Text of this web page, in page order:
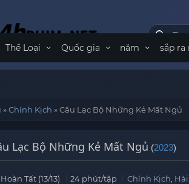
Thể Loại Quốc gia năm sắp ra
»Chính Kịch »Câu Lạc Bộ Những Kẻ Mất Ngủ
Lạc Bộ Những Kẻ Mất Ngủ (2023)
Hoàn Tất (13/13) 24 phút/tập Chính Kịch